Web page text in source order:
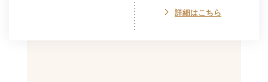
詳細はこちら